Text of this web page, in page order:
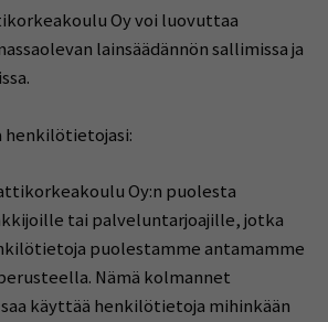
Oy voi luovuttaa
lainsäädännön sallimissa ja
henkilötietojasi:
Oy:n puolesta
tai palveluntarjoajille, jotka
puolestamme antamamme
Nämä kolmannet
käyttää henkilötietoja mihinkään